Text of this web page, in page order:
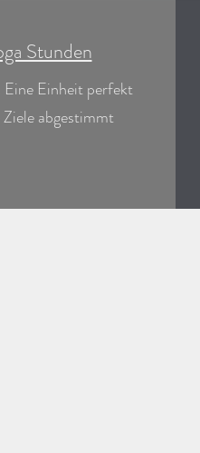
Stunden
Eine Einheit perfekt
abgestimmt